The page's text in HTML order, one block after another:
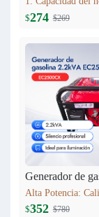
$274 $269
$352 $780